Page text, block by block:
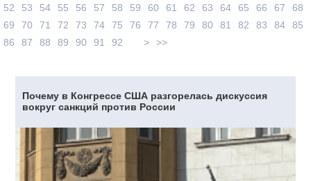
52
53 54 55 56 57 58 59 60 61 62 63 64 65 66 67
68
69
70 71 72 73 74 75 76 77 78 79 80 81 82 83 84
85
86
87 88 89 90 91 92 > >>
Почему в Конгрессе США разгорелась дискуссия
вокруг санкций против России